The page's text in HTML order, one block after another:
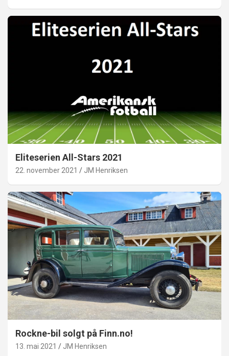
Eliteserien All-Stars 2021
22. november 2021 JM Henriksen
Rockne-bil solgt på Finn.no!
13. mai 2021 JM Henriksen